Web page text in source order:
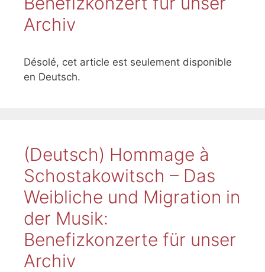
Archiv
Désolé, cet article est seulement disponible
en Deutsch.
(Deutsch) Hommage à
Schostakowitsch – Das
Weibliche und Migration in
der Musik:
Benefizkonzerte für unser
Archiv